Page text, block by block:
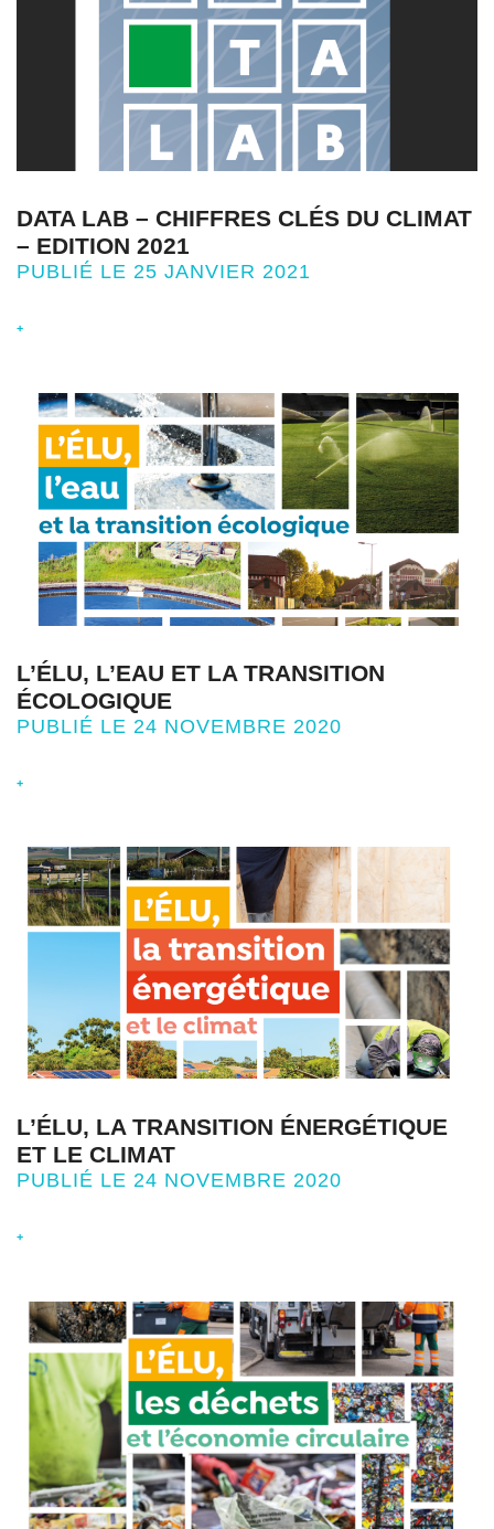
DATA LAB – CHIFFRES CLÉS DU CLIMAT
– EDITION 2021
PUBLIÉ LE 25 JANVIER 2021
+
L’ÉLU, L’EAU ET LA TRANSITION
ÉCOLOGIQUE
PUBLIÉ LE 24 NOVEMBRE 2020
+
L’ÉLU, LA TRANSITION ÉNERGÉTIQUE
ET LE CLIMAT
PUBLIÉ LE 24 NOVEMBRE 2020
+